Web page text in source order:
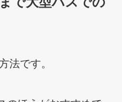
法です。